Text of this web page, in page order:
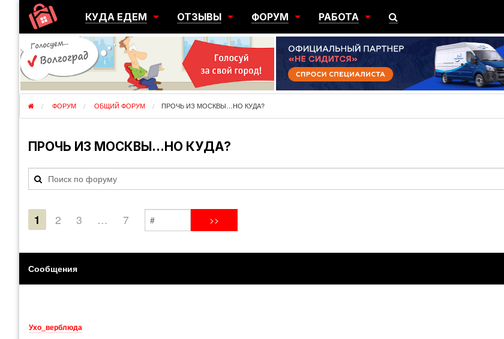
КУДА ЕДЕМ
ГОРОДА
РЕГИОНЫ
ОТЗЫВЫ
ПЕРЕЕЗДЫ
ЭМИГРАЦИЯ
ФОРУМ
ЮЖНЫЙ
РАБОТА
ПОИСК РАБОТЫ
РАЗМЕСТИТЬ ВАКАНСИЮ
ФОРУМ ОБЩИЙ ФОРУМ ПРОЧЬ ИЗ МОСКВЫ…НО КУДА?
ПРОЧЬ ИЗ МОСКВЫ…НО КУДА?
1 2 3 … 7
Сообщения
Ухо_верблюда